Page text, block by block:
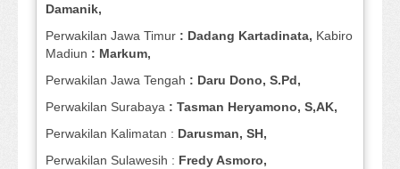
Damanik,
Perwakilan Jawa Timur : Dadang Kartadinata, Kabiro
Madiun : Markum,
Perwakilan Jawa Tengah : Daru Dono, S.Pd,
Perwakilan Surabaya : Tasman Heryamono, S,AK,
Perwakilan Kalimatan : Darusman, SH,
Perwakilan Sulawesih : Fredy Asmoro,